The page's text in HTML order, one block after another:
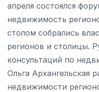
апреля состоялся
недвижимость
столом собрались
регионов и столицы.
консультаций по
Ольга Архангельская
недвижимости